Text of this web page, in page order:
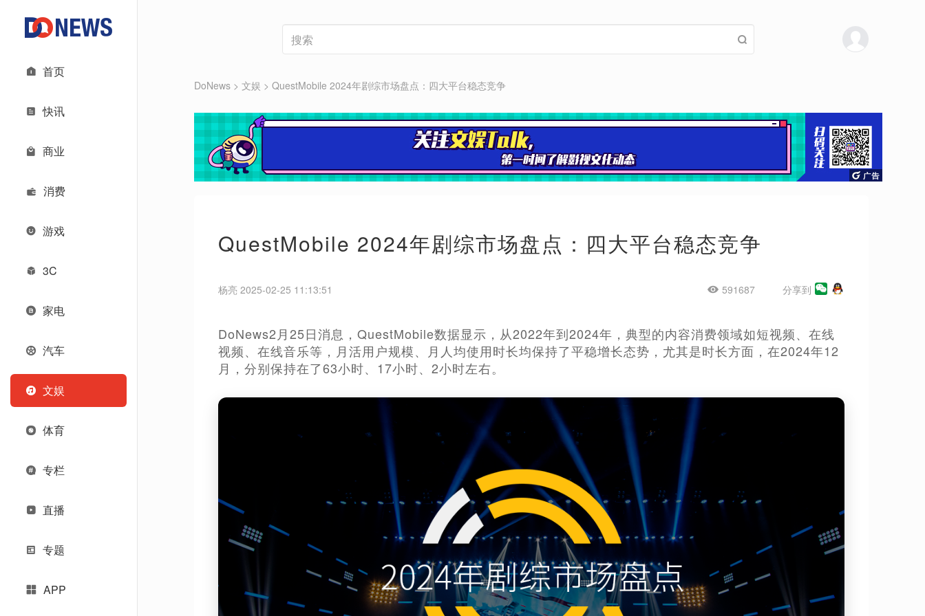
首页
快讯
商业
消费
游戏
3C
家电
汽车
文娱
体育
专栏
直播
专题
APP
DoNews > 文娱 > QuestMobile 2024年剧综市场盘点：四大平台稳态竞争
QuestMobile 2024年剧综市场盘点：四大平台稳态竞争
杨亮 2025-02-25 11:13:51 591687 分享到
DoNews2月25日消息，QuestMobile数据显示，从2022年到2024年，典型的内容消费领域如短视频、在线
视频、在线音乐等，月活用户规模、月人均使用时长均保持了平稳增长态势，尤其是时长方面，在2024年12
月，分别保持在了63小时、17小时、2小时左右。